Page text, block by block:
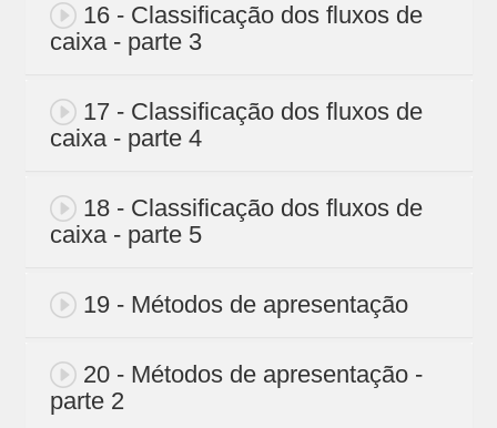
16 - Classificação dos fluxos de
caixa - parte 3
17 - Classificação dos fluxos de
caixa - parte 4
18 - Classificação dos fluxos de
caixa - parte 5
19 - Métodos de apresentação
20 - Métodos de apresentação -
parte 2